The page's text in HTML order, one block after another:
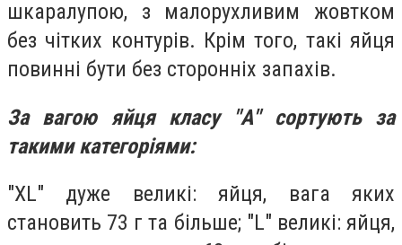
шкаралупою, з малорухливим жовтком
без чітких контурів. Крім того, такі яйця
повинні бути без сторонніх запахів.
За вагою яйця класу "А" сортують за
такими категоріями:
"XL" дуже великі: яйця, вага яких
становить 73 г та більше; "L" великі: яйця,